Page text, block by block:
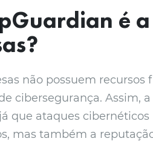
é
não possuem recursos
cibersegurança. Assim,
que ataques
mas também a